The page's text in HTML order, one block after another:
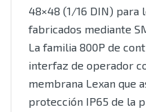
48×48 (1/16 DIN) para
fabricados mediante
La familia 800P de
interfaz de operador
membrana Lexan que
protección IP65 de la